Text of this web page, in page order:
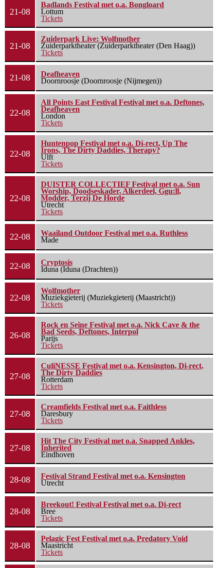
21-08
Badlands Festival met o.a. Bongloard
Lottum
Tickets
21-08
Zuiderpark Live: Wolfmother
Zuiderparktheater (Zuiderparktheater (Den Haag))
Tickets
21-08
Deafheaven
Doornroosje (Doornroosje (Nijmegen))
22-08
All Points East Festival Festival met o.a. Deftones,
Deafheaven
London
Tickets
22-08
Huntenpop Festival met o.a. Di-rect, Up The
Irons, The Dirty Daddies, Therapy?
Ulft
Tickets
22-08
DUISTER COLLECTIEF Festival met o.a. Sun
Worship, Doodseskader, Alkerdeel, Ggu:ll,
Modder, Terzij De Horde
Utrecht
Tickets
22-08
Waailand Outdoor Festival met o.a. Ruthless
Made
22-08
Cryptosis
Iduna (Iduna (Drachten))
22-08
Wolfmother
Muziekgieterij (Muziekgieterij (Maastricht))
Tickets
26-08
Rock en Seine Festival met o.a. Nick Cave & the
Bad Seeds, Deftones, Interpol
Parijs
Tickets
27-08
CuliNESSE Festival met o.a. Kensington, Di-rect,
The Dirty Daddies
Rotterdam
Tickets
27-08
Creamfields Festival met o.a. Faithless
Daresbury
Tickets
27-08
Hit The City Festival met o.a. Snapped Ankles,
Inherited
Eindhoven
28-08
Festival Strand Festival met o.a. Kensington
Utrecht
28-08
Breekout! Festival Festival met o.a. Di-rect
Bree
Tickets
28-08
Pelagic Fest Festival met o.a. Predatory Void
Maastricht
Tickets